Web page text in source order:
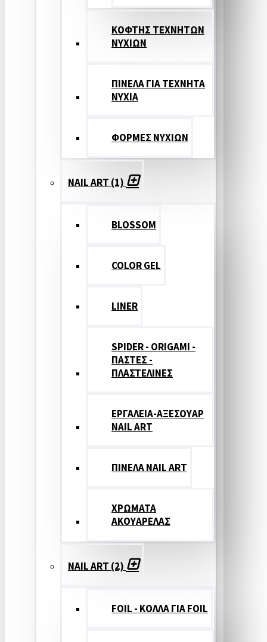
ΚΟΦΤΗΣ ΤΕΧΝΗΤΩΝ
ΝΥΧΙΩΝ
ΠΙΝΕΛΑ ΓΙΑ ΤΕΧΝΗΤΑ
ΝΥΧΙΑ
ΦΟΡΜΕΣ ΝΥΧΙΩΝ
NAIL ART (1)
BLOSSOM
COLOR GEL
LINER
SPIDER - ORIGAMI -
ΠΑΣΤΕΣ -
ΠΛΑΣΤΕΛΙΝΕΣ
ΕΡΓΑΛΕΙΑ-ΑΞΕΣΟΥΑΡ
NAIL ART
ΠΙΝΕΛΑ NAIL ART
ΧΡΩΜΑΤΑ
ΑΚΟΥΑΡΕΛΑΣ
NAIL ART (2)
FOIL - ΚΟΛΛΑ ΓΙΑ FOIL